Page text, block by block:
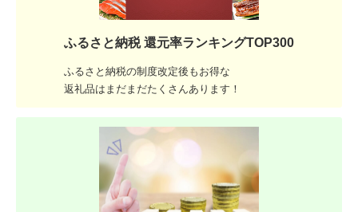
ふるさと納税 還元率ランキングTOP300
ふるさと納税の制度改定後もお得な
返礼品はまだまだたくさんあります！